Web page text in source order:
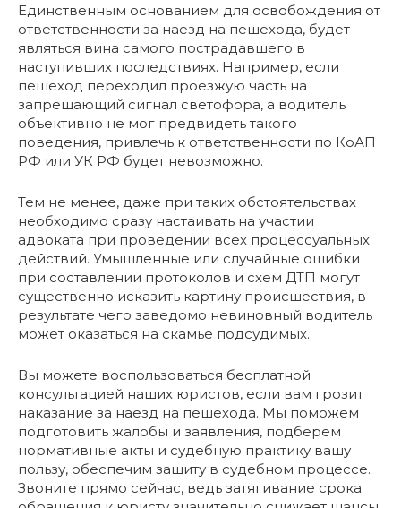
Единственным основанием для освобождения от
ответственности за наезд на пешехода, будет
являться вина самого пострадавшего в
наступивших последствиях. Например, если
пешеход переходил проезжую часть на
запрещающий сигнал светофора, а водитель
объективно не мог предвидеть такого
поведения, привлечь к ответственности по КоАП
РФ или УК РФ будет невозможно.
Тем не менее, даже при таких обстоятельствах
необходимо сразу настаивать на участии
адвоката при проведении всех процессуальных
действий. Умышленные или случайные ошибки
при составлении протоколов и схем ДТП могут
существенно исказить картину происшествия, в
результате чего заведомо невиновный водитель
может оказаться на скамье подсудимых.
Вы можете воспользоваться бесплатной
консультацией наших юристов, если вам грозит
наказание за наезд на пешехода. Мы поможем
подготовить жалобы и заявления, подберем
нормативные акты и судебную практику вашу
пользу, обеспечим защиту в судебном процессе.
Звоните прямо сейчас, ведь затягивание срока